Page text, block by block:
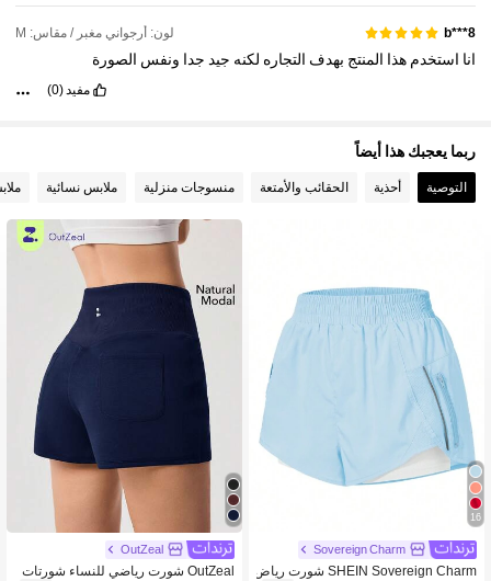
b***8 لون: أرجواني مغبر / مقاس: M
انا استخدمهذا المنتج بهدف التجاره لكنه جيد جدا ونفس الصورة
مفيد(0)
ربما يعجبك هذا أيضاً
التوصية أحذية الحقائب والأمتعة منسوجات منزلية ملابس نسائية
16
Sovereign Charm
SHEIN Sovereign Charm شورت رياض
OutZeal
OutZeal شورت رياضي للنساء شورتات